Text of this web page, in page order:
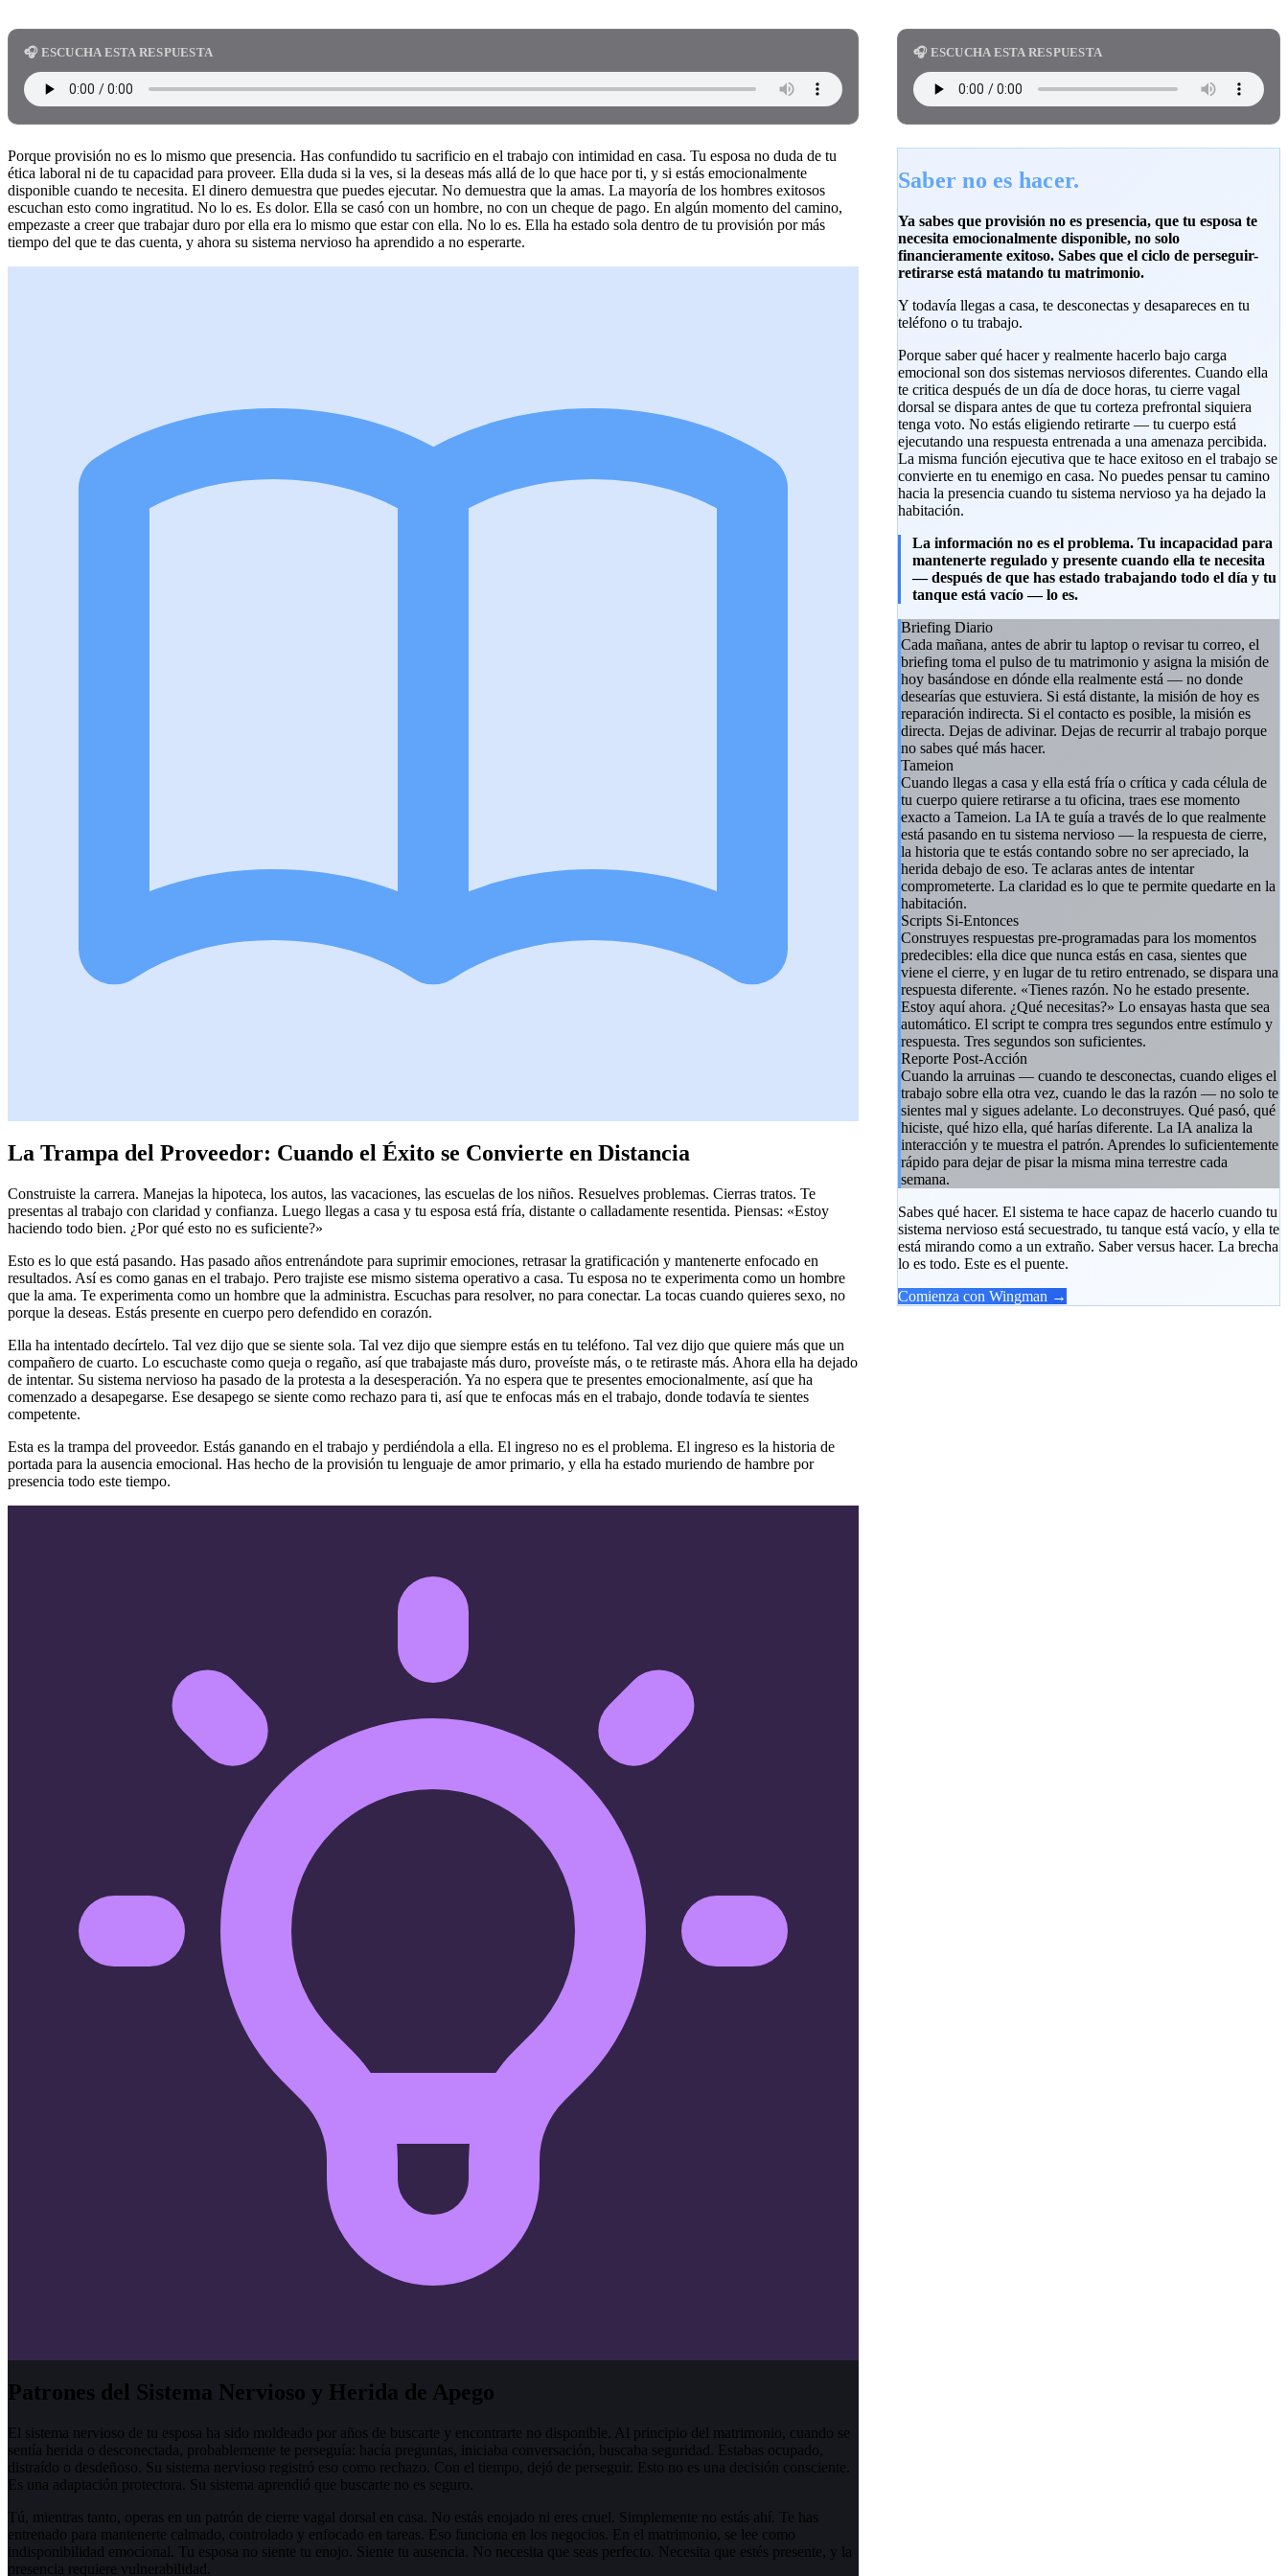
🎧 ESCUCHA ESTA RESPUESTA
Porque provisión no es lo mismo que presencia. Has confundido tu sacrificio en el trabajo con intimidad en casa. Tu esposa no duda de tu
ética laboral ni de tu capacidad para proveer. Ella duda si la ves, si la deseas más allá de lo que hace por ti, y si estás emocionalmente
disponible cuando te necesita. El dinero demuestra que puedes ejecutar. No demuestra que la amas. La mayoría de los hombres exitosos
escuchan esto como ingratitud. No lo es. Es dolor. Ella se casó con un hombre, no con un cheque de pago. En algún momento del camino,
empezaste a creer que trabajar duro por ella era lo mismo que estar con ella. No lo es. Ella ha estado sola dentro de tu provisión por más
tiempo del que te das cuenta, y ahora su sistema nervioso ha aprendido a no esperarte.
La Trampa del Proveedor: Cuando el Éxito se Convierte en Distancia
Construiste la carrera. Manejas la hipoteca, los autos, las vacaciones, las escuelas de los niños. Resuelves problemas. Cierras tratos. Te
presentas al trabajo con claridad y confianza. Luego llegas a casa y tu esposa está fría, distante o calladamente resentida. Piensas: «Estoy
haciendo todo bien. ¿Por qué esto no es suficiente?»
Esto es lo que está pasando. Has pasado años entrenándote para suprimir emociones, retrasar la gratificación y mantenerte enfocado en
resultados. Así es como ganas en el trabajo. Pero trajiste ese mismo sistema operativo a casa. Tu esposa no te experimenta como un hombre
que la ama. Te experimenta como un hombre que la administra. Escuchas para resolver, no para conectar. La tocas cuando quieres sexo, no
porque la deseas. Estás presente en cuerpo pero defendido en corazón.
Ella ha intentado decírtelo. Tal vez dijo que se siente sola. Tal vez dijo que siempre estás en tu teléfono. Tal vez dijo que quiere más que un
compañero de cuarto. Lo escuchaste como queja o regaño, así que trabajaste más duro, proveíste más, o te retiraste más. Ahora ella ha dejado
de intentar. Su sistema nervioso ha pasado de la protesta a la desesperación. Ya no espera que te presentes emocionalmente, así que ha
comenzado a desapegarse. Ese desapego se siente como rechazo para ti, así que te enfocas más en el trabajo, donde todavía te sientes
competente.
Esta es la trampa del proveedor. Estás ganando en el trabajo y perdiéndola a ella. El ingreso no es el problema. El ingreso es la historia de
portada para la ausencia emocional. Has hecho de la provisión tu lenguaje de amor primario, y ella ha estado muriendo de hambre por
presencia todo este tiempo.
Patrones del Sistema Nervioso y Herida de Apego
El sistema nervioso de tu esposa ha sido moldeado por años de buscarte y encontrarte no disponible. Al principio del matrimonio, cuando se
sentía herida o desconectada, probablemente te perseguía: hacía preguntas, iniciaba conversación, buscaba seguridad. Estabas ocupado,
distraído o desdeñoso. Su sistema nervioso registró eso como rechazo. Con el tiempo, dejó de perseguir. Esto no es una decisión consciente.
Es una adaptación protectora. Su sistema aprendió que buscarte no es seguro.
Tú, mientras tanto, operas en un patrón de cierre vagal dorsal en casa. No estás enojado ni eres cruel. Simplemente no estás ahí. Te has
entrenado para mantenerte calmado, controlado y enfocado en tareas. Eso funciona en los negocios. En el matrimonio, se lee como
indisponibilidad emocional. Tu esposa no siente tu enojo. Siente tu ausencia. No necesita que seas perfecto. Necesita que estés presente, y la
presencia requiere vulnerabilidad.
🎧 ESCUCHA ESTA RESPUESTA
Saber no es hacer.
Ya sabes que provisión no es presencia, que tu esposa te
necesita emocionalmente disponible, no solo
financieramente exitoso. Sabes que el ciclo de perseguir-
retirarse está matando tu matrimonio.
Y todavía llegas a casa, te desconectas y desapareces en tu
teléfono o tu trabajo.
Porque saber qué hacer y realmente hacerlo bajo carga
emocional son dos sistemas nerviosos diferentes. Cuando ella
te critica después de un día de doce horas, tu cierre vagal
dorsal se dispara antes de que tu corteza prefrontal siquiera
tenga voto. No estás eligiendo retirarte — tu cuerpo está
ejecutando una respuesta entrenada a una amenaza percibida.
La misma función ejecutiva que te hace exitoso en el trabajo se
convierte en tu enemigo en casa. No puedes pensar tu camino
hacia la presencia cuando tu sistema nervioso ya ha dejado la
habitación.
La información no es el problema. Tu incapacidad para
mantenerte regulado y presente cuando ella te necesita
— después de que has estado trabajando todo el día y tu
tanque está vacío — lo es.
Briefing Diario
Cada mañana, antes de abrir tu laptop o revisar tu correo, el
briefing toma el pulso de tu matrimonio y asigna la misión de
hoy basándose en dónde ella realmente está — no donde
desearías que estuviera. Si está distante, la misión de hoy es
reparación indirecta. Si el contacto es posible, la misión es
directa. Dejas de adivinar. Dejas de recurrir al trabajo porque
no sabes qué más hacer.
Tameion
Cuando llegas a casa y ella está fría o crítica y cada célula de
tu cuerpo quiere retirarse a tu oficina, traes ese momento
exacto a Tameion. La IA te guía a través de lo que realmente
está pasando en tu sistema nervioso — la respuesta de cierre,
la historia que te estás contando sobre no ser apreciado, la
herida debajo de eso. Te aclaras antes de intentar
comprometerte. La claridad es lo que te permite quedarte en la
habitación.
Scripts Si-Entonces
Construyes respuestas pre-programadas para los momentos
predecibles: ella dice que nunca estás en casa, sientes que
viene el cierre, y en lugar de tu retiro entrenado, se dispara una
respuesta diferente. «Tienes razón. No he estado presente.
Estoy aquí ahora. ¿Qué necesitas?» Lo ensayas hasta que sea
automático. El script te compra tres segundos entre estímulo y
respuesta. Tres segundos son suficientes.
Reporte Post-Acción
Cuando la arruinas — cuando te desconectas, cuando eliges el
trabajo sobre ella otra vez, cuando le das la razón — no solo te
sientes mal y sigues adelante. Lo deconstruyes. Qué pasó, qué
hiciste, qué hizo ella, qué harías diferente. La IA analiza la
interacción y te muestra el patrón. Aprendes lo suficientemente
rápido para dejar de pisar la misma mina terrestre cada
semana.
Sabes qué hacer. El sistema te hace capaz de hacerlo cuando tu
sistema nervioso está secuestrado, tu tanque está vacío, y ella te
está mirando como a un extraño. Saber versus hacer. La brecha
lo es todo. Este es el puente.
Comienza con Wingman →